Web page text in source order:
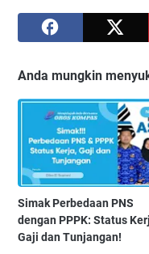
Anda mungkin
Simak Perbedaan PNS
dengan PPPK: Status
Gaji dan Tunjangan!